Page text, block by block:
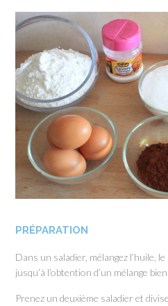
PRÉPARATION
Dans un saladier, mélangez l’huile,
jusqu’à l’obtention d’un mélange
Prenez un deuxième saladier et